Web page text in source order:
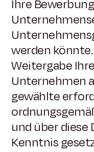
Ihre
werden
Weitergabe
Unternehmen
gewählte
und über diese
Kenntnis